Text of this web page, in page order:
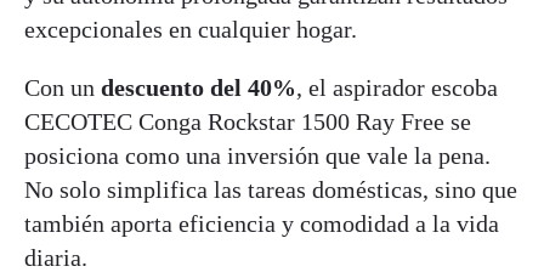
excepcionales en cualquier hogar.
Con un descuento del 40%, el aspirador escoba
CECOTEC Conga Rockstar 1500 Ray Free se
posiciona como una inversión que vale la pena.
No solo simplifica las tareas domésticas, sino que
también aporta eficiencia y comodidad a la vida
diaria.